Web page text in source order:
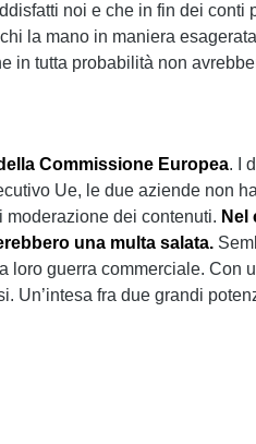
noi e che in fin dei
la mano in maniera
in tutta probabilità non
Commissione Europea. I
Ue, le due aziende non
moderazione dei contenuti. Nel
una multa salata.
loro guerra commerciale. Con
Un’intesa fra due grandi